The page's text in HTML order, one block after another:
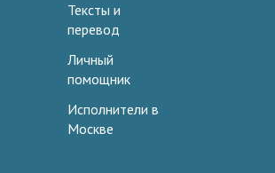
Тексты и
перевод
Личный
помощник
Исполнители в
Москве